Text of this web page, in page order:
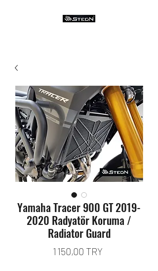
Yamaha Tracer 900 GT 2019-
2020 Radyatör Koruma /
Radiator Guard
1 150,00 TRY